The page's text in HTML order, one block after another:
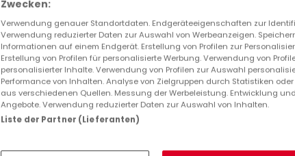
Baulandzum Kauf inVillers-la-Montagne
154.110 €
Zwecken:
Verwendung genauer Standortdaten. Endgeräteeigenschaften zur
Verwendung reduzierter Daten zur Auswahl von Werbeanzeigen.
Informationen auf einem Endgerät. Erstellung von Profilen zur
Erstellung von Profilen für personalisierte Werbung. Verwendung von
personalisierter Inhalte. Verwendung von Profilen zur Auswahl
Performance von Inhalten. Analyse von Zielgruppen durch Statistiken
aus verschiedenen Quellen. Messung der Werbeleistung. Entwicklung
Angebote. Verwendung reduzierter Daten zur Auswahl von Inhalten.
Liste der Partner (Lieferanten)